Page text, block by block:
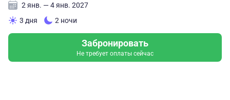
2 янв. — 4 янв. 2027
3 дня
2 ночи
Забронировать
Не требует оплаты сейчас